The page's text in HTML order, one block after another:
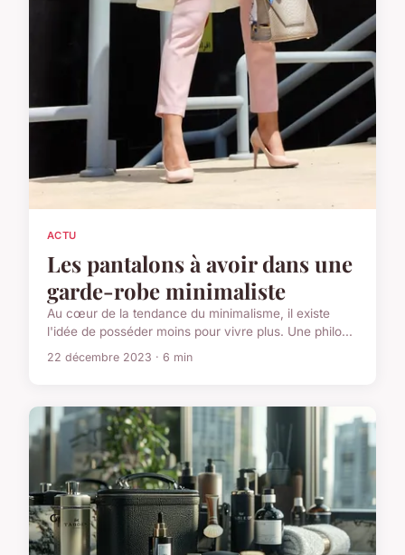
ACTU
Les pantalons à avoir dans une
garde-robe minimaliste
Au cœur de la tendance du minimalisme, il existe
l'idée de posséder moins pour vivre plus. Une philo...
22 décembre 2023 · 6 min